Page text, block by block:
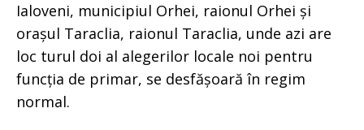
Ialoveni, municipiul Orhei, raionul Orhei și
orașul Taraclia, raionul Taraclia, unde azi are
loc turul doi al alegerilor locale noi pentru
funcția de primar, se desfășoară în regim
normal.